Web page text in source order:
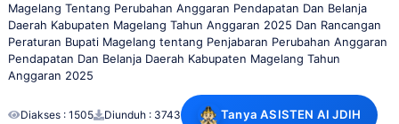
Magelang Tentang Perubahan Anggaran Pendapatan Dan Belanja
Daerah Kabupaten Magelang Tahun Anggaran 2025 Dan Rancangan
Peraturan Bupati Magelang tentang Penjabaran Perubahan Anggaran
Pendapatan Dan Belanja Daerah Kabupaten Magelang Tahun
Anggaran 2025
Diakses : 1505 Diunduh : 3743 Tanya ASISTEN AI JDIH